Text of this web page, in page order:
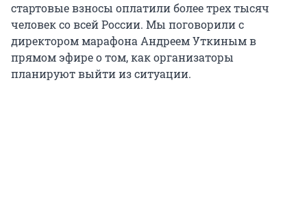
стартовые взносы оплатили более трех тысяч
человек со всей России. Мы поговорили с
директором марафона Андреем Уткиным в
прямом эфире о том, как организаторы
планируют выйти из ситуации.